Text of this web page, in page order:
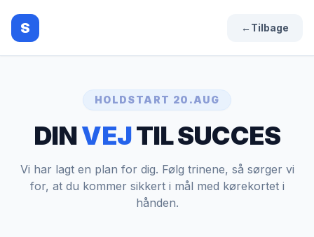
S ←Tilbage
HOLDSTART 20.AUG
DINVEJTIL SUCCES
Vi har lagt en plan for dig. Følg trinene, så sørger vi
for, at du kommer sikkert i mål med kørekortet i
hånden.